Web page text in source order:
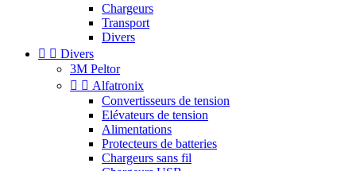
Chargeurs
Transport
Divers
  Divers
3M Peltor
  Alfatronix
Convertisseurs de tension
Elévateurs de tension
Alimentations
Protecteurs de batteries
Chargeurs sans fil